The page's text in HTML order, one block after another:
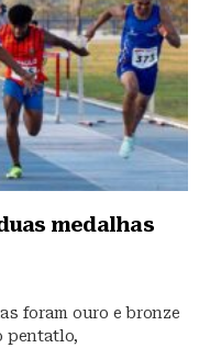
medalhas
foram ouro e bronze
pentatlo,